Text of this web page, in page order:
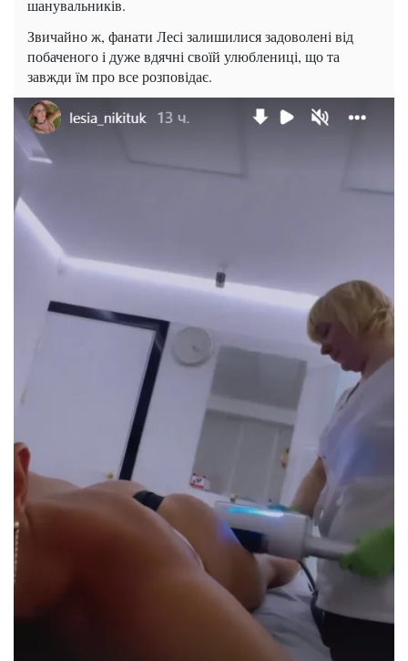
шанувальників.
Звичайно ж, фанати Лесі залишилися задоволені від
побаченого і дуже вдячні своїй улюблениці, що та
завжди їм про все розповідає.